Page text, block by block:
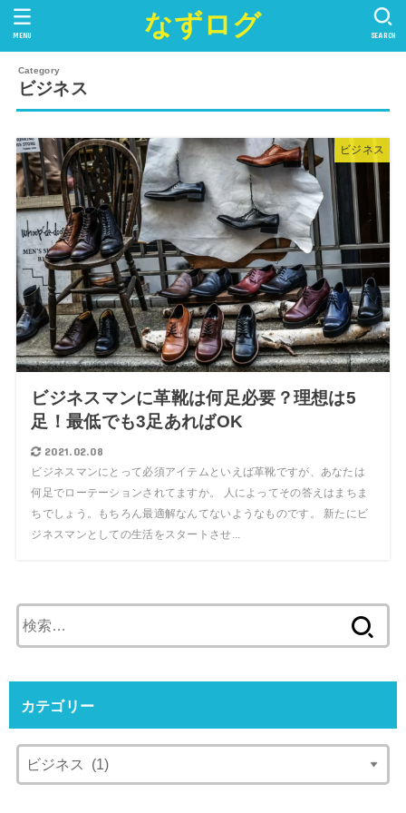
なずログ SEARCH
MENU
ビジネス
ビジネス
ビジネスマンに革靴は何足必要？理想は5
足！最低でも3足あればOK
2021.02.08
ビジネスマンにとって必須アイテムといえば革靴ですが、あなたは
何足でローテーションされてますか。 人によってその答えはまちま
ちでしょう。もちろん最適解なんてないようなものです。 新たにビ
ジネスマンとしての生活をスタートさせ...
索:
カテゴリー